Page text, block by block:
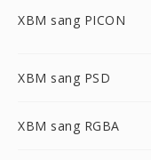
XBM sang PICON
XBM sang PSD
XBM sang RGBA